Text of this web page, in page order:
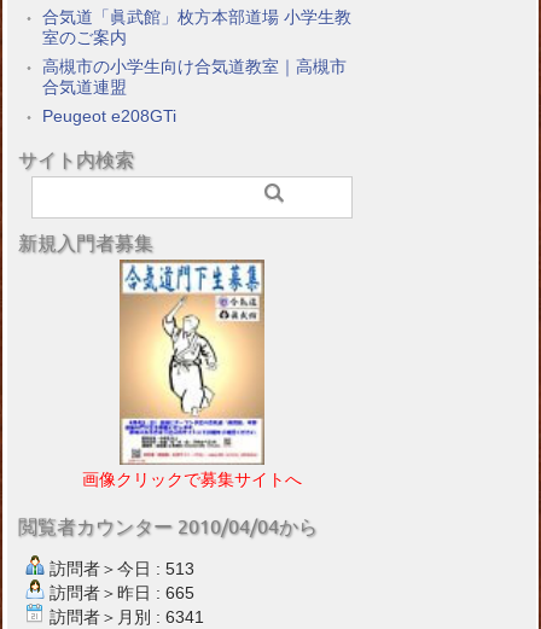
合気道「眞武館」枚方本部道場 小学生教
室のご案内
高槻市の小学生向け合気道教室｜高槻市
合気道連盟
Peugeot e208GTi
サイト内検索
新規入門者募集
画像クリックで募集サイトへ
閲覧者カウンター 2010/04/04から
訪問者＞今日 : 513
訪問者＞昨日 : 665
訪問者＞月別 : 6341